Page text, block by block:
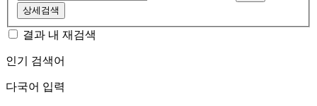
상세검색
결과 내 재검색
인기 검색어
다국어 입력